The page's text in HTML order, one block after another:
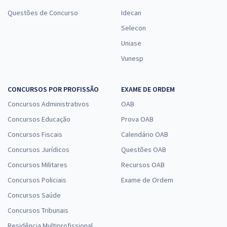
Questões de Concurso
Idecan
Selecon
Uniase
Vunesp
CONCURSOS POR PROFISSÃO
Concursos Administrativos
Concursos Educação
Concursos Fiscais
Concursos Jurídicos
Concursos Militares
Concursos Policiais
Concursos Saúde
Concursos Tribunais
EXAME DE ORDEM
OAB
Prova OAB
Calendário OAB
Questões OAB
Recursos OAB
Exame de Ordem